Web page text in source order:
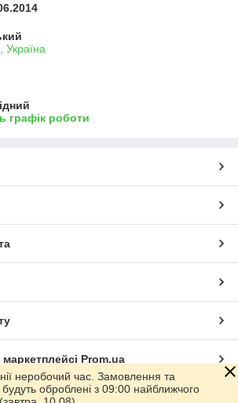
Україна
графік роботи
Prom.ua
неробочий час. Замовлення та
оброблені з 09:00 найближчого